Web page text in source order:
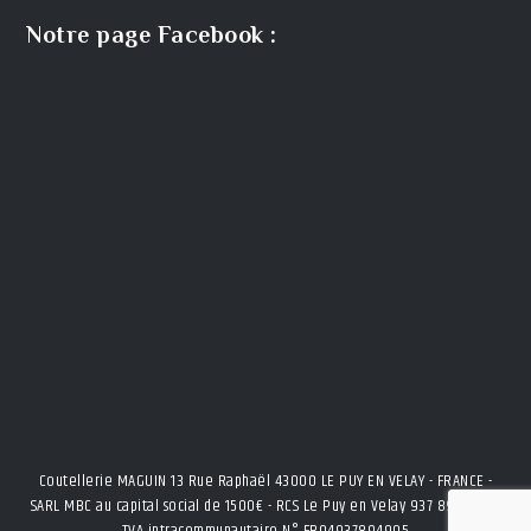
Notre page Facebook :
Coutellerie MAGUIN 13 Rue Raphaël 43000 LE PUY EN VELAY - FRANCE -
SARL MBC au capital social de 1500€ - RCS Le Puy en Velay 937 894 905 -